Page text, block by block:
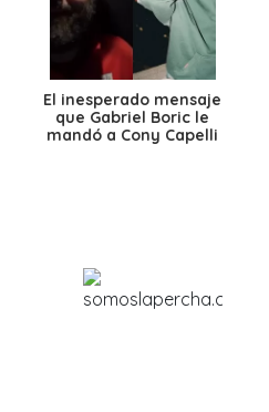
El inesperado mensaje
que Gabriel Boric le
mandó a Cony Capelli